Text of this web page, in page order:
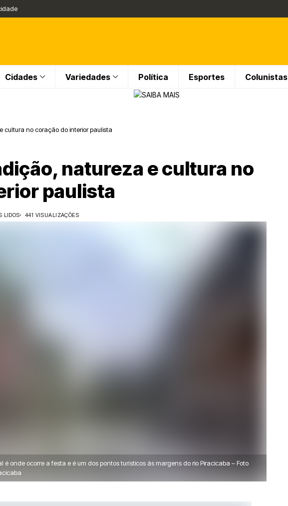
Cidades Variedades Política Esportes Colunistas
cultura no coração do interior paulista
natureza e cultura no
paulista
LIDOS 441 VISUALIZAÇÕES
é onde ocorre a festa e é um dos pontos turísticos às margens do rio Piracicaba – Foto